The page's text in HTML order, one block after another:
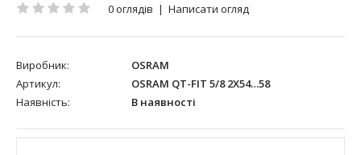
0 оглядів | Написати огляд
Виробник:
OSRAM
Артикул:
OSRAM QT-FIT 5/8 2X54…58
Наявність:
В наявності